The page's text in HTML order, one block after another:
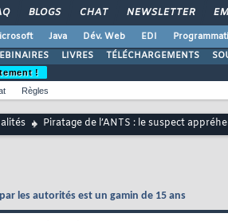
BLOGS CHAT NEWSLETTER
Java Dév. Web EDI
LIVRES TÉLÉCHARGEMENTS
!
Règles
Piratage de l’ANTS : le suspect
les autorités est un gamin de 15 ans